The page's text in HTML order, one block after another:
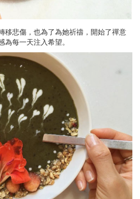
移悲傷，也為了為她祈禱，開始了禪意
每一天注入希望。